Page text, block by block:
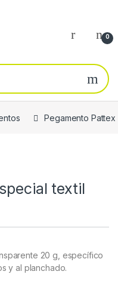
0
Pegamento
textil
20 g, específico
y al planchado.